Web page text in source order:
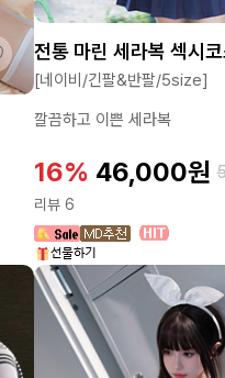
전통 마린 세라복 섹시코
[네이비/긴팔&반팔/5size]
깔끔하고 이쁜 세라복
16% 46,000원
리뷰 6